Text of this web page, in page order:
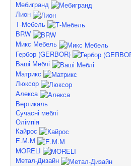
Мебигранд
Лион
Т-Мебель
BRW
Микс Мебель
Гербор (GERBOR)
Ваші Меблі
Матрикс
Люксор
Алекса
Вертикаль
Сучасні меблі
Олімпія
Кайрос
Е.М.М
MORELI
Метал-Дизайн